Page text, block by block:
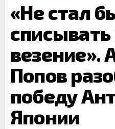
«Не стал
списывать
везение».
Попов
победу
Японии